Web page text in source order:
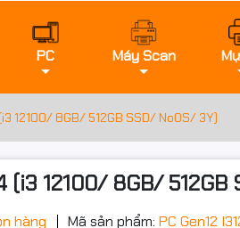
PC Máy Scan
12100/ 8GB/ 512GB SSD/ NoOS/ 3Y)
(i3 12100/ 8GB/
hàng Mã sản phẩm: PC Gen12